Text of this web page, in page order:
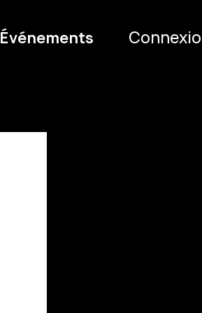
Événements